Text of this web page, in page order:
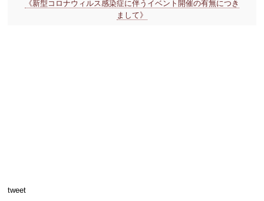
《新型コロナウィルス感染症に伴うイベント開催の有無につき
まして》
tweet